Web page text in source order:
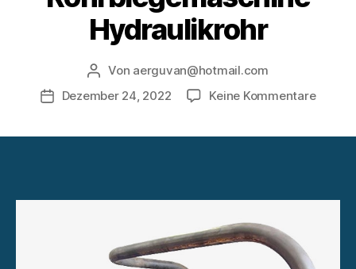
Hydraulikrohr
Beitragsautor
Von aerguvan@hotmail.com
Veröffentlichungsdatum
Dezember 24, 2022 Keine Kommentarezu